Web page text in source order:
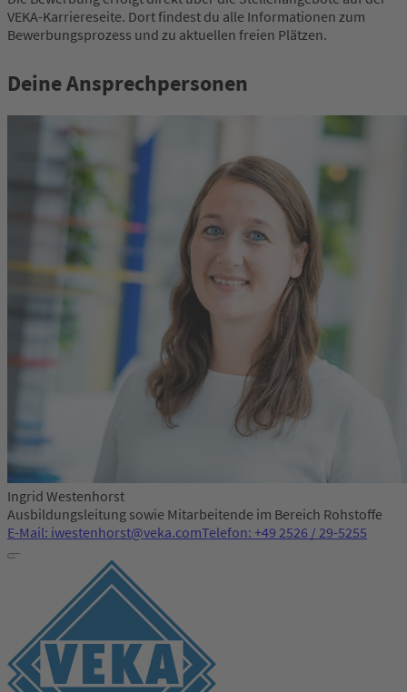
VEKA-Karriereseite. Dort findest du alle Informationen zum
Bewerbungsprozess und zu aktuellen freien Plätzen.
Deine Ansprechpersonen
Ingrid Westenhorst
Ausbildungsleitung sowie Mitarbeitende im Bereich Rohstoffe
E-Mail: iwestenhorst@veka.comTelefon: +49 2526 / 29-5255